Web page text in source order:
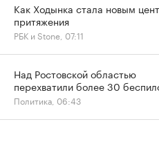
Как Ходынка стала новым
притяжения
РБК и Stone, 07:11
Над Ростовской областью
перехватили более 30
Политика, 06:43